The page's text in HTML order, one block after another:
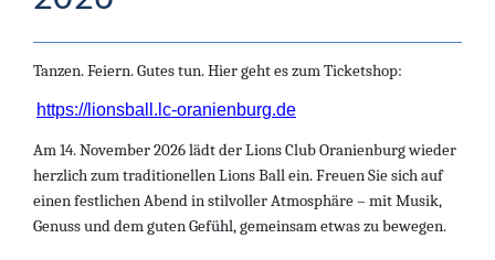
Tanzen. Feiern. Gutes tun. Hier geht es zum Ticketshop:
https://lionsball.lc-oranienburg.de
Am 14. November 2026 lädt der Lions Club Oranienburg wieder
herzlich zum traditionellen Lions Ball ein. Freuen Sie sich auf
einen festlichen Abend in stilvoller Atmosphäre – mit Musik,
Genuss und dem guten Gefühl, gemeinsam etwas zu bewegen.